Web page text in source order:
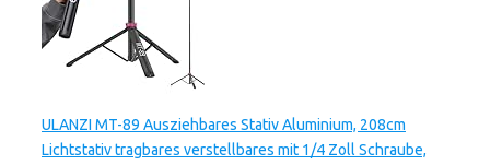
ULANZI MT-89 Ausziehbares Stativ Aluminium, 208cm
Lichtstativ tragbares verstellbares mit 1/4 Zoll Schraube,